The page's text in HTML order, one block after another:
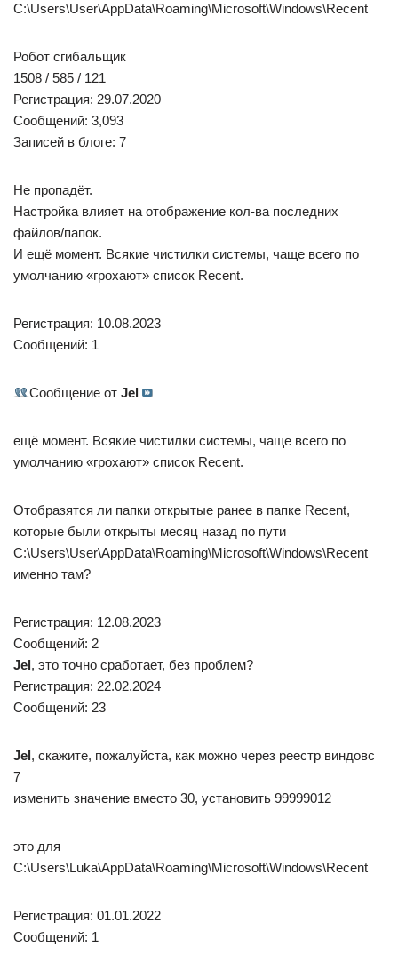
изменить значение вместо 30, установить 99999012
это для
C:\Users\Luka\AppData\Roaming\Microsoft\Windows\Recent
Регистрация: 01.01.2022
Сообщений: 1
Тоже интересно. Как любым способом увеличить
количество недавно открытых папок (НЕ ФАЙЛОВ!).
Может у кого есть надстройки в проводник для быстрого и
удобного доступа. Типа FileBox Extender.
1508 / 585 / 121
Регистрация: 29.07.2020
Записей в блоге: 7
28 папок.
87844/ 49110 /22898
Помогаю со студенческими работами здесь
Недавние документы
Недавние документы в ворде 2007
Как убрать отображение списка недавно открытых
документов в ворде 2007? Появляется при открытии.
Удаление файлов из папки «Недавние места»
Недавние места программно. Нужно чтобы при нажатии.
Здравствуйте. Имеется шорткод вывода недавних
продуктов А как отобразить недавних клиентов? Хочу.